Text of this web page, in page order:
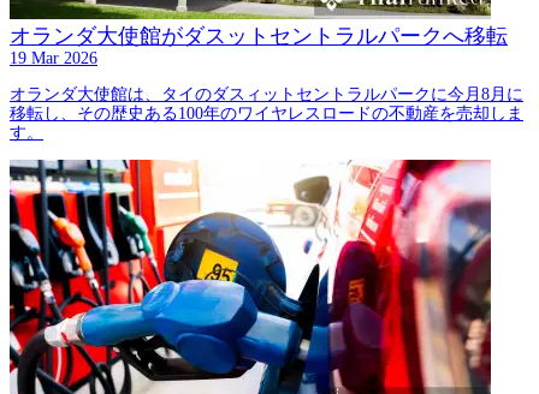
オランダ大使館がダスットセントラルパークへ移転
19 Mar 2026
オランダ大使館は、タイのダスィットセントラルパークに今月8月に
移転し、その歴史ある100年のワイヤレスロードの不動産を売却しま
す。